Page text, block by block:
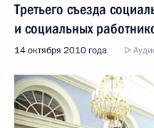
Третьего съезда
и социальных
14 октября 2010 года